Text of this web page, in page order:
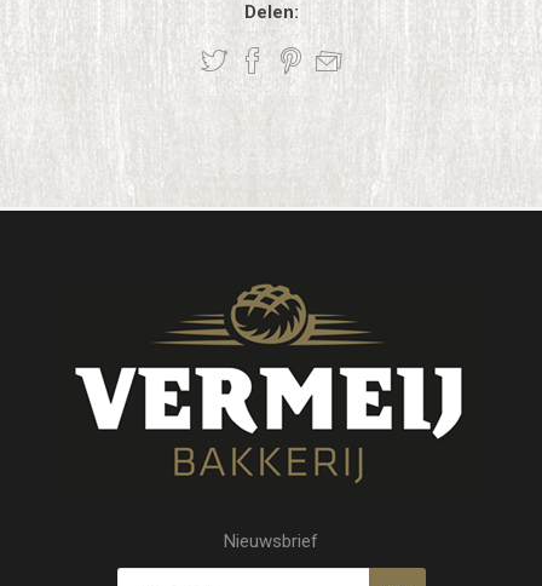
Delen:
Nieuwsbrief